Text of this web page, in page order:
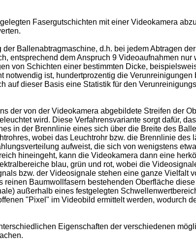
Fasergutschichten mit einer Videokamera
Ballenabtragmaschine, d.h. bei jedem Abtragen
entsprechend dem Anspruch 9 Videoauf­nahmen nur
von Schichten einer bestimmten Dicke,
ist, hundertprozentig die Verunreinigungen
dieser Basis eine Statistik für den
der von der Videokamera abgebil­dete Streifen der
wird. Diese Verfahrensvariante sorgt dafür,
in der Brennlinie eines sich über die Breite des
wobei das Leuchtrohr bzw. die Brennlinie des
aufweist, die sich von wenigstens
hineingeht, kann die Videokamera dann eine
blau, grün und rot, wobei die
bzw. der Videosignale stehen eine ganze Vielfalt
Baumwollfasern bestehenden Oberfläche
außerhalb eines festgelegten
"Pixel" im Videobild ermittelt werden, wodurch
Eigenschaften der verschiedenen